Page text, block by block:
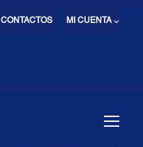
MI CUENTA ⌵
CONTACTOS